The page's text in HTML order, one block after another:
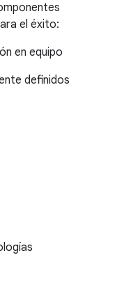
el éxito:
en equipo
definidos